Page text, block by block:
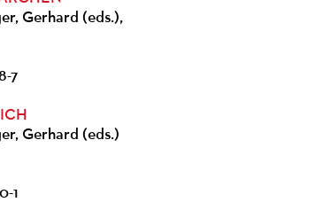
Gerhard (eds.),
7
Gerhard (eds.)
1